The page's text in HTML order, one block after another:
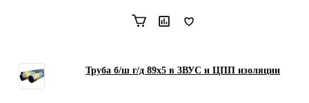
Труба б/ш г/д 89х5 в 3ВУС и ЦПП изоляции